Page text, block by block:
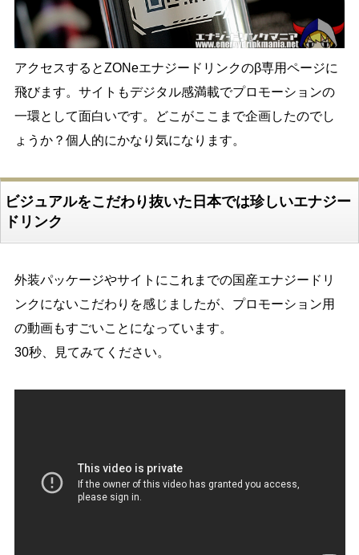
アクセスするとZONeエナジードリンクのβ専用ページに
飛びます。サイトもデジタル感満載でプロモーションの
一環として面白いです。どこがここまで企画したのでし
ょうか？個人的にかなり気になります。
ビジュアルをこだわり抜いた日本では珍しいエナジー
ドリンク
外装パッケージやサイトにこれまでの国産エナジードリ
ンクにないこだわりを感じましたが、プロモーション用
の動画もすごいことになっています。
30秒、見てみてください。